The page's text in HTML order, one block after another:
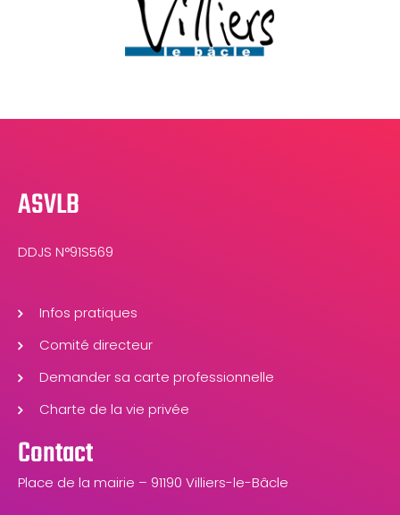
ASVLB
DDJS N°91S569
Infos pratiques
Comité directeur
Demander sa carte professionnelle
Charte de la vie privée
Contact
Place de la mairie – 91190 Villiers-le-Bâcle